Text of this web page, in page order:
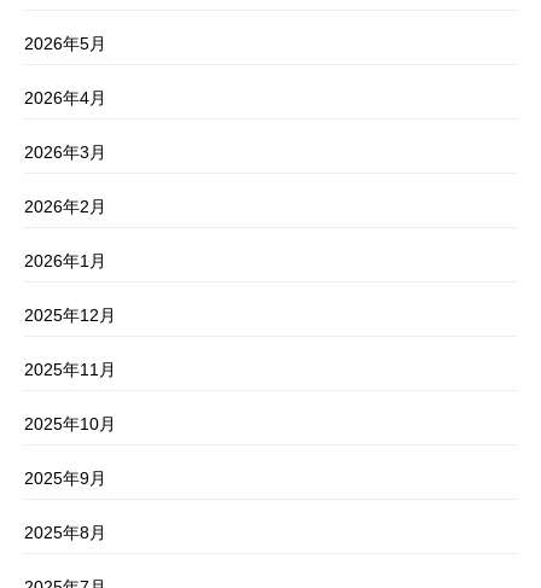
2026年5月
2026年4月
2026年3月
2026年2月
2026年1月
2025年12月
2025年11月
2025年10月
2025年9月
2025年8月